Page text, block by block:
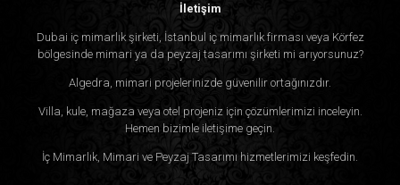
İletişim
Dubai iç mimarlık şirketi, İstanbul iç mimarlık firması veya Körfez
bölgesinde mimari ya da peyzaj tasarımı şirketi mi arıyorsunuz?
Algedra, mimari projelerinizde güvenilir ortağınızdır.
Villa, kule, mağaza veya otel projeniz için çözümlerimizi inceleyin.
Hemen bizimle iletişime geçin.
İç Mimarlık, Mimari ve Peyzaj Tasarımı hizmetlerimizi keşfedin.